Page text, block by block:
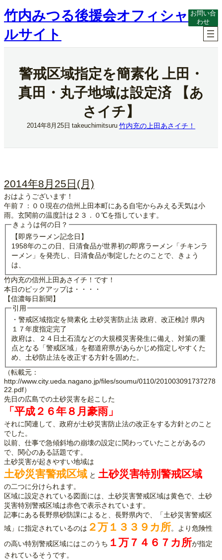
内
容
ス
キ
竹内みつる後援会オフィシャ
ルサイト
お問い合
わせ
警戒区域指定を簡素化 上田・
真田・丸子地域は設定済 【あ
さイチ】
2014年8月25日 takeuchimitsuru 竹内充の上田あさイチ！
2014年8月25日(月)
おはようございます！
午前７：００現在の信州上田本町にある自宅からみえる天気は小
雨。玄関前の温度計は２３．０℃を指しています。
きょうは何の日？
【即席ラーメン記念日】
1958年のこの日、日清食品が世界初の即席ラーメン「チキンラ
ーメン」を発売し、日清食品が制定したとのことで、きょう
は、
竹内充の信州上田あさイチ！です！
本日のピックアップは・・・・
【信濃毎日新聞】
引用
・警戒区域指定を簡素化 土砂災害防止法 政府、改正検討 県内
１７年度指定完了
政府は、２４日土石流などの大規模災害発生に備え、対策の重
点となる「警戒区域」を都道府県があらかじめ指定しやすくた
め、土砂防止法を改正する方針を固めた。
（転載元：
http://www.city.ueda.nagano.jp/files/soumu/0110/201003091737278
22.pdf）
先日の広島での土砂災害を起こした
「平成２６年８月豪雨」
それに関連して、政府が土砂災害防止法の改正をする方針とのこと
でした。
以前、仕事で急傾斜地の崩壊の設定に関わっていたことがあるの
で、関心のある話題です。
土砂災害が起きやすい地域は
土砂災害警戒区域 と 土砂災害特別警戒区域
の二つに分けられます。
区域に設定されている図面には、土砂災害警戒区域は黄色で、土砂
災害特別警戒区域は赤色で表示されています。
記事にある長野県砂防課によると、長野県内で、「土砂災害警戒区
域」に指定されているのは ２万１３３９カ所。より危険性
の高い特別警戒区域にはこのうち １万７４６７カ所が指定
されているそうです。